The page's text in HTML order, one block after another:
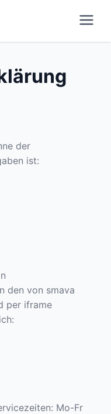
der
ist:
den von smava
per iframe
Mo-Fr